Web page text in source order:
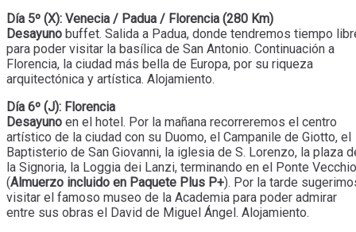
Día 5º (X): Venecia / Padua / Florencia (280 Km)
Desayuno buffet. Salida a Padua, donde tendremos tiempo
para poder visitar la basílica de San Antonio. Continuación a
Florencia, la ciudad más bella de Europa, por su riqueza
arquitectónica y artística. Alojamiento.
Día 6º (J): Florencia
Desayuno en el hotel. Por la mañana recorreremos el centro
artístico de la ciudad con su Duomo, el Campanile de Giotto, el
Baptisterio de San Giovanni, la iglesia de S. Lorenzo, la plaza
la Signoria, la Loggia dei Lanzi, terminando en el Ponte
(Almuerzo incluido en Paquete Plus P+). Por la tarde
visitar el famoso museo de la Academia para poder admirar
entre sus obras el David de Miguel Ángel. Alojamiento.